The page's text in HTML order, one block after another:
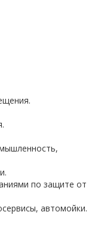
по защите от
автомойки.